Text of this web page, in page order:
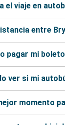
el viaje en
entre
pagar mi
ver si mi
momento